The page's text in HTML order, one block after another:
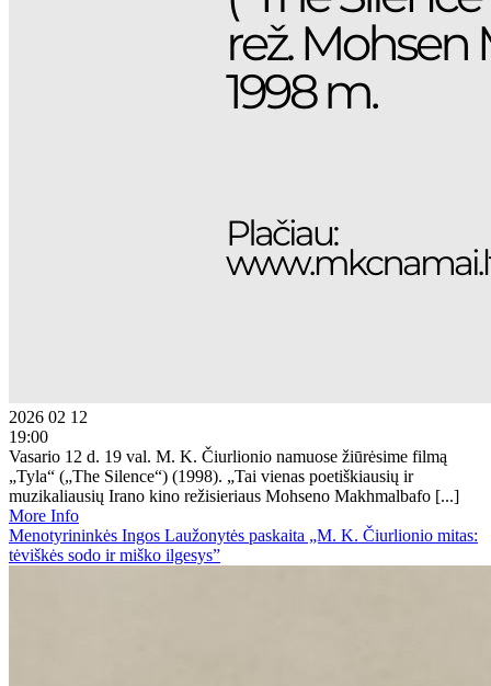
2026 02 12
19:00
Vasario 12 d. 19 val. M. K. Čiurlionio namuose žiūrėsime filmą
„Tyla“ („The Silence“) (1998). „Tai vienas poetiškiausių ir
muzikaliausių Irano kino režisieriaus Mohseno Makhmalbafo [...]
More Info
Menotyrininkės Ingos Laužonytės paskaita „M. K. Čiurlionio mitas:
tėviškės sodo ir miško ilgesys”